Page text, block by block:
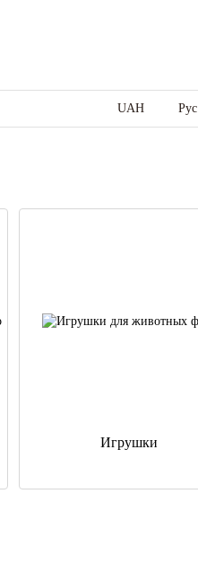
UAH Рус
Игрушки